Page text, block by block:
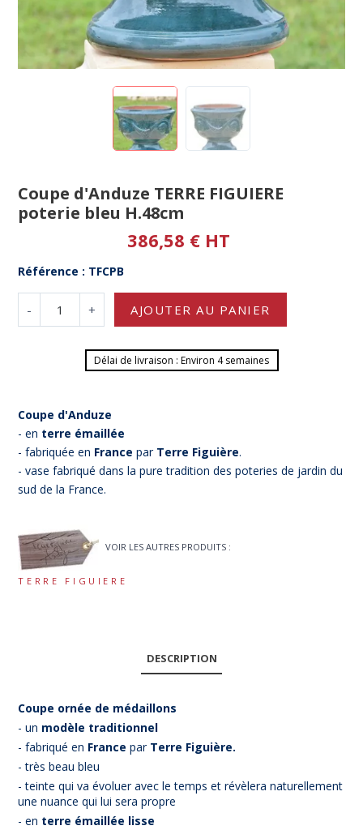
Coupe d'Anduze TERRE FIGUIERE
poterie bleu H.48cm
386,58 € HT
Référence : TFCPB
- + AJOUTER AU PANIER
Délai de livraison : Environ 4 semaines
Coupe d'Anduze
- en terre émaillée
- fabriquée en France par Terre Figuière.
- vase fabriqué dans la pure tradition des poteries de jardin du
sud de la France.
VOIR LES AUTRES PRODUITS :
TERRE FIGUIERE
DESCRIPTION
Coupe ornée de médaillons
- un modèle traditionnel
- fabriqué en France par Terre Figuière.
- très beau bleu
- teinte qui va évoluer avec le temps et révèlera naturellement
une nuance qui lui sera propre
- en terre émaillée lisse